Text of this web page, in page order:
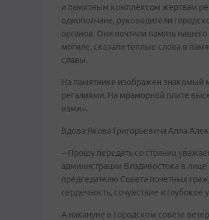
и памятным комплексом жертвам
однополчане, руководители
органов. Они почтили память
могиле, сказали теплые слова в
славы.
На памятнике изображен знакомый
регалиями. На мраморной плите
нами».
Вдова Якова Григорьевича Алла
– Прошу передать со страниц
администрации Владивостока в
председателю Совета почетных
сердечность, сочувствие и
А накануне в городском совете